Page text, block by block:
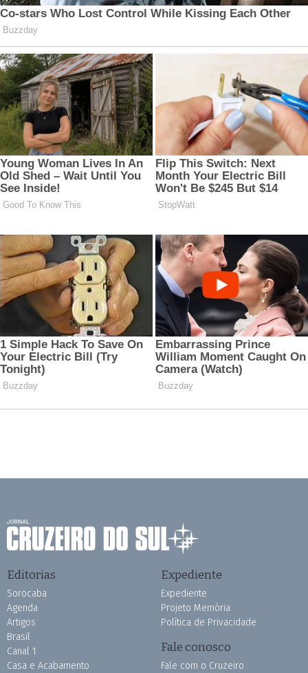
Editorias
Sorocaba
Agenda
Artigos
Brasil
Canal 1
Casa e Acabamento
Expediente
Expediente
Projeto Memória
Política de Privacidade
Fale conosco
Fale com o Cruzeiro